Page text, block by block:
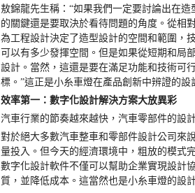
敖錦龍先生稱： “如果我們一定要討論出在造
的關鍵還是要取決於看待問題的角度。從相
為工程設計決定了造型設計的空間和範圍，
可以有多少發揮空間。但是如果從短期和局
設計。當然，這還是要在滿足功能和技術可
標。 ”這正是小糸車燈在產品創新中辨證的設
效率第一：數字化設計解決方案大放異彩
汽車行業的節奏越來越快，汽車零部件的設
對於絕大多數汽車整車和零部件設計公司來
量投入。但今天的經濟環境中，粗放的模式
數字化設計軟件不僅可以幫助企業實現設計
質，並降低成本。這當然也是小糸車燈的設